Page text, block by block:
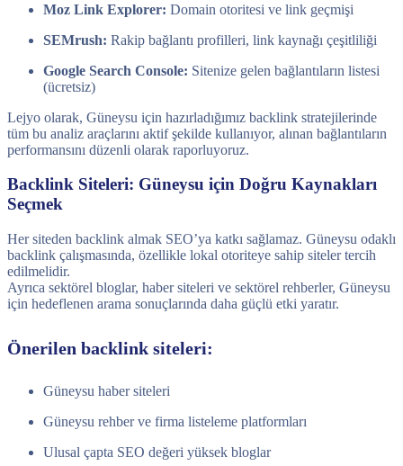
Moz Link Explorer: Domain otoritesi ve link geçmişi
SEMrush: Rakip bağlantı profilleri, link kaynağı çeşitliliği
Google Search Console: Sitenize gelen bağlantıların listesi
(ücretsiz)
Lejyo olarak, Güneysu için hazırladığımız backlink stratejilerinde
tüm bu analiz araçlarını aktif şekilde kullanıyor, alınan bağlantıların
performansını düzenli olarak raporluyoruz.
Backlink Siteleri: Güneysu için Doğru Kaynakları
Seçmek
Her siteden backlink almak SEO’ya katkı sağlamaz. Güneysu odaklı
backlink çalışmasında, özellikle lokal otoriteye sahip siteler tercih
edilmelidir.
Ayrıca sektörel bloglar, haber siteleri ve sektörel rehberler, Güneysu
için hedeflenen arama sonuçlarında daha güçlü etki yaratır.
Önerilen backlink siteleri:
Güneysu haber siteleri
Güneysu rehber ve firma listeleme platformları
Ulusal çapta SEO değeri yüksek bloglar